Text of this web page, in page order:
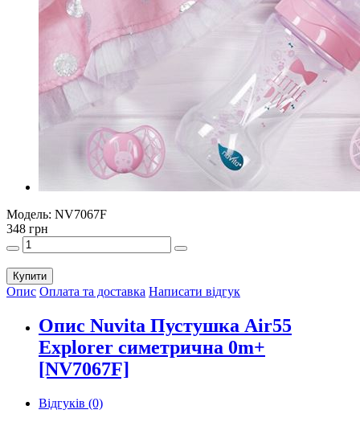
Модель: NV7067F
348 грн
Купити
Опис Оплата та доставка Написати відгук
Опис Nuvita Пустушка Air55
Explorer симетрична 0m+
[NV7067F]
Відгуків (0)